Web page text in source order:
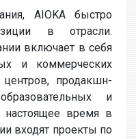
AIOKA быстро
в отрасли.
включает в себя
и коммерческих
центров, продакшн-
и
настоящее время в
входят проекты по